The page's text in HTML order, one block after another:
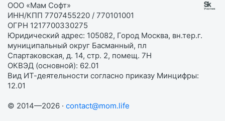
ООО «Мам Софт»
ИНН/КПП 7707455220 / 770101001
ОГРН 1217700330275
Юридический адрес: 105082, Город Москва, вн.тер.г.
муниципальный округ Басманный, пл
Спартаковская, д. 14, стр. 2, помещ. 7Н
ОКВЭД (основной): 62.01
Вид ИТ-деятельности согласно приказу Минцифры:
12.01
© 2014—2026 · contact@mom.life